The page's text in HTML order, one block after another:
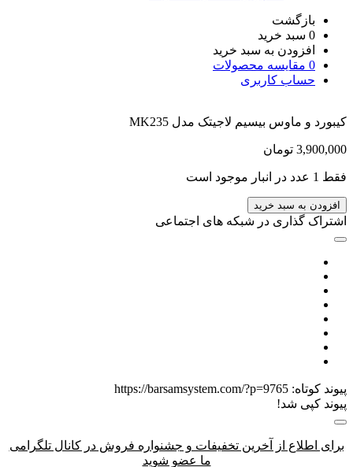
بازگشت
0 سبد خرید
افزودن به سبد خرید
0 مقایسه محصولات
حساب کاربری
کیبورد و ماوس بیسیم لاجیتک مدل MK235
3,900,000 تومان
فقط 1 عدد در انبار موجود است
افزودن به سبد خرید
اشتراک گذاری در شبکه های اجتماعی
پیوند کوتاه: https://barsamsystem.com/?p=9765
پیوند کپی شد!
برای اطلاع از آخرین تخفیفات و جشنواره فروش در کانال تلگرامی
ما عضو شوید